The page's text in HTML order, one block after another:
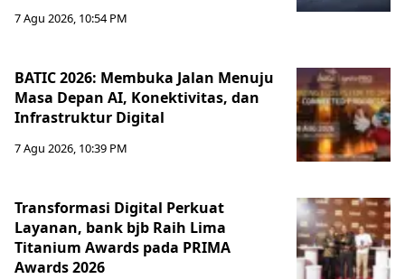
7 Agu 2026, 10:54 PM
BATIC 2026: Membuka Jalan Menuju
Masa Depan AI, Konektivitas, dan
Infrastruktur Digital
7 Agu 2026, 10:39 PM
Transformasi Digital Perkuat
Layanan, bank bjb Raih Lima
Titanium Awards pada PRIMA
Awards 2026